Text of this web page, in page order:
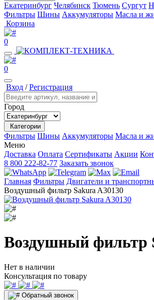
Екатеринбург Челябинск Тюмень Сургут
Фильтры Шины Аккумуляторы Масла и
Корзина
0
0
Вход /Регистрация
Город
Категории
Фильтры Шины Аккумуляторы Масла и
Меню
Доставка Оплата Сертификаты Акции
8 800 222-82-77 Заказать звонок
Главная Фильтры Двигатели и
Воздушный фильтр Sakura A30130
Воздушный фильтр
Нет в наличии
Консультация по товару
Обратный звонок